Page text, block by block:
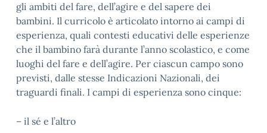
gli ambiti del fare, dell’agire e del sapere dei
bambini. Il curricolo è articolato intorno ai campi di
esperienza, quali contesti educativi delle esperienze
che il bambino farà durante l’anno scolastico, e come
luoghi del fare e dell’agire. Per ciascun campo sono
previsti, dalle stesse Indicazioni Nazionali, dei
traguardi finali. I campi di esperienza sono cinque:
– il sé e l’altro